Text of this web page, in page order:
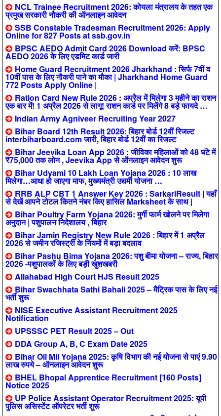
NCL Trainee Recruitment 2026: कोयला मंत्रालय के तहत एक
प्रमुख सरकारी नौकरी की ऑनलाइन आवेदन
SSB Constable Tradesman Recruitment 2026: Apply
Online for 827 Posts at ssb.gov.in
BPSC AEDO Admit Card 2026 Download करें: BPSC
AEDO 2026 के लिए एडमिट कार्ड जारी
Home Guard Recruitment 2026 Jharkhand : सिर्फ 7वीं व
10वीं पास के लिए नौकरी पाने का मौका | Jharkhand Home Guard
772 Posts Apply Online |
Ration Card New Rule 2026 : अप्रैल में मिलेगा 3 महीने का राशन
एक बार में! 1 अप्रैल 2026 से लागू! राशन कार्ड पर मिलेंगे 8 बड़े फायदे …
Indian Army Agniveer Recruiting Year 2027
Bihar Board 12th Result 2026: बिहार बोर्ड 12वीं रिजल्ट
interbiharboard.com जारी, बिहार बोर्ड 12वीं का रिजल्ट
Bihar Jeevika Loan App 2026 : जीविका महिलाओं को 48 घंटे में
₹75,000 तक लोन , Jeevika App से ऑनलाइन आवेदन शुरू
Bihar Udyami 10 Lakh Loan Yojana 2026 : 10 लाख
मिलेगा…आधा हो जाएगा माफ, मुख्यमंत्री उद्यमी योजना …
RRB ALP CBT 1 Answer Key 2026 : SarkariResult | यहाँ
से देखें आपने टोटल कितने नंबर किए हासिल Marksheet के साथ |
Bihar Poultry Farm Yojana 2026: मुर्गी फार्म खोलने पर मिलेगा
अनुदान | पशुपालन निदेशालय , बिहार
Bihar Jamin Registry New Rule 2026 : बिहार में 1 अप्रैल
2026 से जमीन रजिस्ट्री के नियमों में बड़ा बदलाव
Bihar Pashu Bima Yojana 2026: पशु बीमा योजना – राज्य, बिहार
2026 -पशुपालकों के लिए बड़ी खुशखबरी
Allahabad High Court HJS Result 2025
Bihar Swachhata Sathi Bahali 2025 – मैट्रिक पास के लिए नई
भर्ती शुरू
NISE Executive Assistant Recruitment 2025
Notification
UPSSSC PET Result 2025 – Out
DDA Group A, B, C Exam Date 2025
Bihar Oil Mil Yojana 2025: कृषि विभाग की नई योजना से पाएं 9.90
लाख रुपये – ऑनलाइन आवेदन शुरू
BHEL Bhopal Apprentice Recruitment [160 Posts]
Notice 2025
UP Police Assistant Operator Recruitment 2025: यूपी
पुलिस असिस्टेंट ऑपरेटर भर्ती शुरू